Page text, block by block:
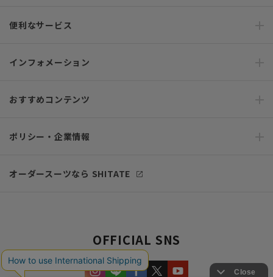
便利なサービス
インフォメーション
おすすめコンテンツ
ポリシー・企業情報
オーダースーツなら SHITATE
OFFICIAL SNS